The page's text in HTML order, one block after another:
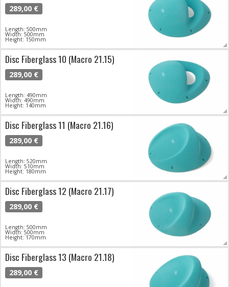
289,00 €
Length: 500mm
Width: 500mm
Height: 150mm
Disc Fiberglass 10 (Macro 21.15)
289,00 €
Length: 490mm
Width: 490mm
Height: 140mm
Disc Fiberglass 11 (Macro 21.16)
289,00 €
Length: 520mm
Width: 510mm
Height: 180mm
Disc Fiberglass 12 (Macro 21.17)
289,00 €
Length: 500mm
Width: 500mm
Height: 170mm
Disc Fiberglass 13 (Macro 21.18)
289,00 €